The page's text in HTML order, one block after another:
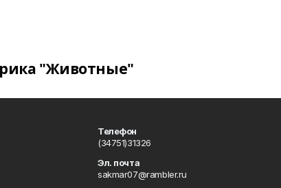
"Животные"
Телефон
(34751)31326
Эл. почта
sakmar07@rambler.ru